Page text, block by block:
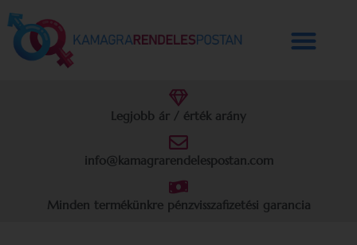
Legjobb ár / érték arány
info@kamagrarendelespostan.com
Minden termékünkre pénzvisszafizetési garancia